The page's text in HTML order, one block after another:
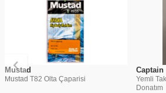
Mustad
Mustad T82 Olta Çaparisi
Captain
Yemli
Donatım